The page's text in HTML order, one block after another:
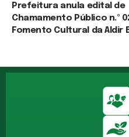
Prefeitura anula edital de
Chamamento Público n.º
Fomento Cultural da Aldir